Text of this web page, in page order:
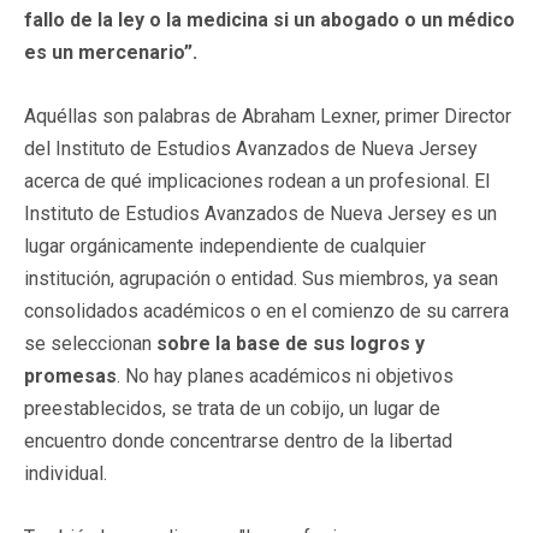
fallo de la ley o la medicina si un abogado o un médico
es un mercenario”.
Aquéllas son palabras de Abraham Lexner, primer Director
del Instituto de Estudios Avanzados de Nueva Jersey
acerca de qué implicaciones rodean a un profesional. El
Instituto de Estudios Avanzados de Nueva Jersey es un
lugar orgánicamente independiente de cualquier
institución, agrupación o entidad. Sus miembros, ya sean
consolidados académicos o en el comienzo de su carrera
se seleccionan sobre la base de sus logros y
promesas. No hay planes académicos ni objetivos
preestablecidos, se trata de un cobijo, un lugar de
encuentro donde concentrarse dentro de la libertad
individual.